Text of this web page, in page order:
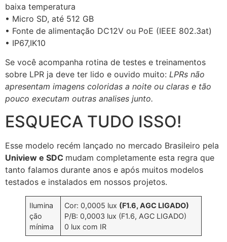
baixa temperatura
• Micro SD, até 512 GB
• Fonte de alimentação DC12V ou PoE (IEEE 802.3at)
• IP67,IK10
Se você acompanha rotina de testes e treinamentos
sobre LPR ja deve ter lido e ouvido muito: LPRs não
apresentam imagens coloridas a noite ou claras e tão
pouco executam outras analises junto.
ESQUECA TUDO ISSO!
Esse modelo recém lançado no mercado Brasileiro pela
Uniview e SDC mudam completamente esta regra que
tanto falamos durante anos e após muitos modelos
testados e instalados em nossos projetos.
Ilumina
ção
mínima
Cor: 0,0005 lux (F1.6, AGC LIGADO)
P/B: 0,0003 lux (F1.6, AGC LIGADO)
0 lux com IR